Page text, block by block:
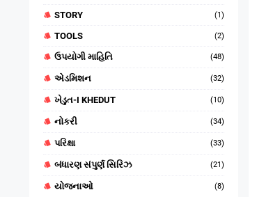
STORY (1)
TOOLS (2)
ઉપયોગી માહિતિ (48)
એડમિશન (32)
ખેડુત-I KHEDUT (10)
નોકરી (34)
પરિક્ષા (33)
બંધારણ સંપુર્ણ સિરિઝ (21)
યોજનાઓ (8)